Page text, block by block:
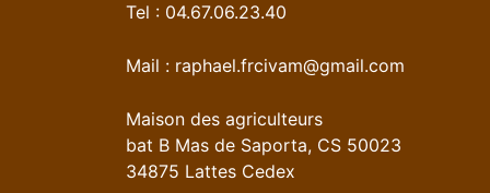
Tel : 04.67.06.23.40
Mail : raphael.frcivam@gmail.com
Maison des agriculteurs
bat B Mas de Saporta, CS 50023
34875 Lattes Cedex